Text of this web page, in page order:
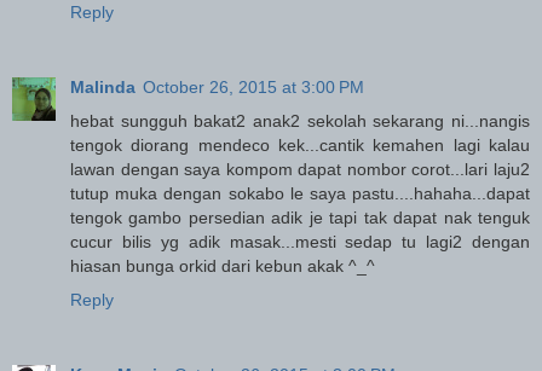
Reply
Malinda October 26, 2015 at 3:00 PM
hebat sungguh bakat2 anak2 sekolah sekarang ni...nangis
tengok diorang mendeco kek...cantik kemahen lagi kalau
lawan dengan saya kompom dapat nombor corot...lari laju2
tutup muka dengan sokabo le saya pastu....hahaha...dapat
tengok gambo persedian adik je tapi tak dapat nak tenguk
cucur bilis yg adik masak...mesti sedap tu lagi2 dengan
hiasan bunga orkid dari kebun akak ^_^
Reply